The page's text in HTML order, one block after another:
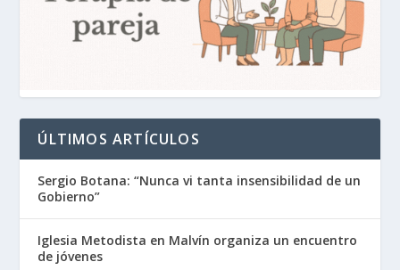
ÚLTIMOS ARTÍCULOS
Sergio Botana: “Nunca vi tanta insensibilidad de un
Gobierno”
Iglesia Metodista en Malvín organiza un encuentro
de jóvenes